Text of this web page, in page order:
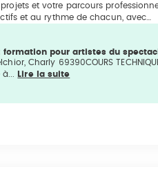
et votre parcours
et au rythme de chacun, avec…
formation pour artistes du
Charly 69390COURS
Lire la suite